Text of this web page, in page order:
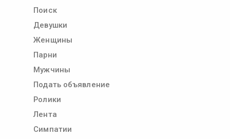
Поиск
Девушки
Женщины
Парни
Мужчины
Подать объявление
Ролики
Лента
Симпатии